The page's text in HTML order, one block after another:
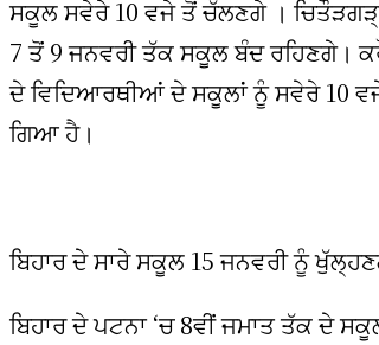
ਸਕੂਲ ਸਵੇਰੇ 10 ਵਜੇ ਤੋਂ ਚੱਲਣਗੇ ।
7 ਤੋਂ 9 ਜਨਵਰੀ ਤੱਕ ਸਕੂਲ ਬੰਦ ਰਹਿਣਗੇ।
ਦੇ ਵਿਦਿਆਰਥੀਆਂ ਦੇ ਸਕੂਲਾਂ ਨੂੰ ਸਵੇਰੇ 10
ਗਿਆ ਹੈ।
ਬਿਹਾਰ ਦੇ ਸਾਰੇ ਸਕੂਲ 15 ਜਨਵਰੀ ਨੂੰ
ਬਿਹਾਰ ਦੇ ਪਟਨਾ ‘ਚ 8ਵੀਂ ਜਮਾਤ ਤੱਕ ਦੇ